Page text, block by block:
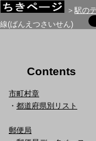
＞ 駅の
線(ばんえつさいせん)
Contents
市町村章
・ 都道府県別リスト
郵便局